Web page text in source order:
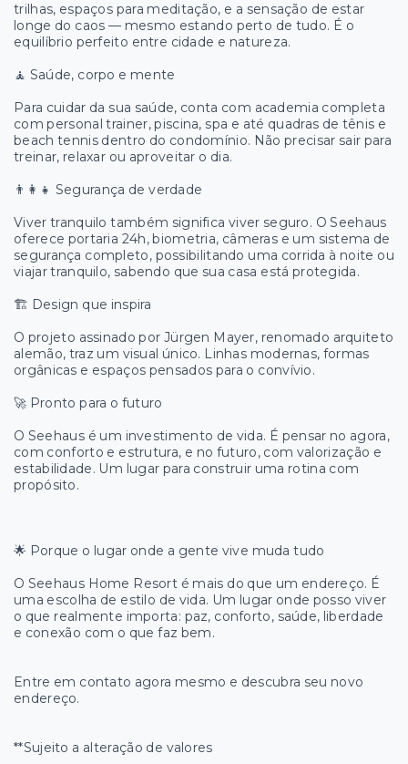
trilhas, espaços para meditação, e a sensação de estar
longe do caos — mesmo estando perto de tudo. É o
equilíbrio perfeito entre cidade e natureza.
🧘 Saúde, corpo e mente
Para cuidar da sua saúde, conta com academia completa
com personal trainer, piscina, spa e até quadras de tênis e
beach tennis dentro do condomínio. Não precisar sair para
treinar, relaxar ou aproveitar o dia.
👨‍👩‍👧 Segurança de verdade
Viver tranquilo também significa viver seguro. O Seehaus
oferece portaria 24h, biometria, câmeras e um sistema de
segurança completo, possibilitando uma corrida à noite ou
viajar tranquilo, sabendo que sua casa está protegida.
🏗️ Design que inspira
O projeto assinado por Jürgen Mayer, renomado arquiteto
alemão, traz um visual único. Linhas modernas, formas
orgânicas e espaços pensados para o convívio.
🚀 Pronto para o futuro
O Seehaus é um investimento de vida. É pensar no agora,
com conforto e estrutura, e no futuro, com valorização e
estabilidade. Um lugar para construir uma rotina com
propósito.
🌟 Porque o lugar onde a gente vive muda tudo
O Seehaus Home Resort é mais do que um endereço. É
uma escolha de estilo de vida. Um lugar onde posso viver
o que realmente importa: paz, conforto, saúde, liberdade
e conexão com o que faz bem.
Entre em contato agora mesmo e descubra seu novo
endereço.
**Sujeito a alteração de valores